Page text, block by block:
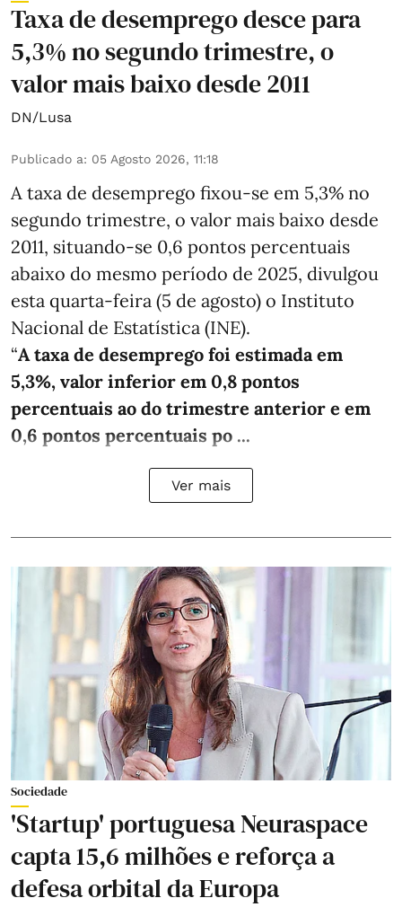
Taxa de desemprego desce para
5,3% no segundo trimestre, o
valor mais baixo desde 2011
DN/Lusa
Publicado a: 05 Agosto 2026, 11:18
A taxa de desemprego fixou-se em 5,3% no
segundo trimestre, o valor mais baixo desde
2011, situando-se 0,6 pontos percentuais
abaixo do mesmo período de 2025, divulgou
esta quarta-feira (5 de agosto) o Instituto
Nacional de Estatística (INE).
“A taxa de desemprego foi estimada em
5,3%, valor inferior em 0,8 pontos
percentuais ao do trimestre anterior e em
0,6 pontos percentuais po ...
Ver mais
Sociedade
'Startup' portuguesa Neuraspace
capta 15,6 milhões e reforça a
defesa orbital da Europa